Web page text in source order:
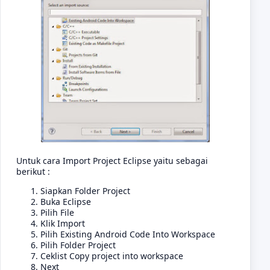
Untuk cara Import Project Eclipse yaitu sebagai
berikut :
Siapkan Folder Project
Buka Eclipse
Pilih File
Klik Import
Pilih Existing Android Code Into Workspace
Pilih Folder Project
Ceklist Copy project into workspace
Next